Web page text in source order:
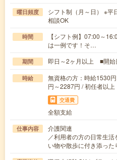
曜日頻度
シフト制（月～日） ※平
相談OK
時間
【シフト例】07:00～
は一例です！そ…
期間 即日～2ヶ月以上 ■開始
時給
無資格の方：時給1530
円～2287円 / 初任者以
交通費
全額支給
仕事内容
介護関連
／利用者の方の日常生
い物や散歩に付き添っ